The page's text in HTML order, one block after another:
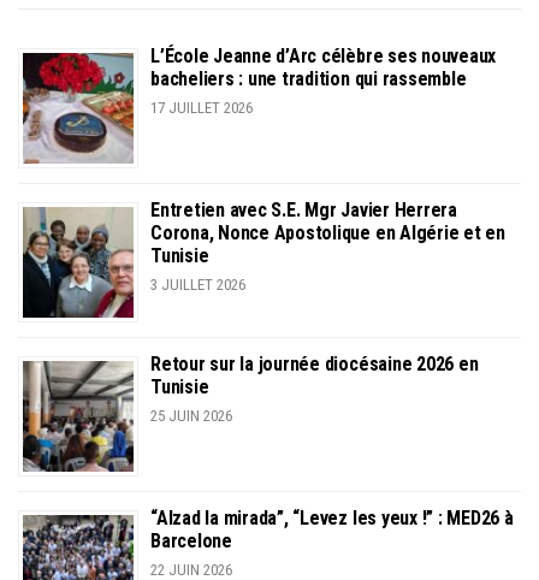
L’École Jeanne d’Arc célèbre ses nouveaux
bacheliers : une tradition qui rassemble
17 JUILLET 2026
Entretien avec S.E. Mgr Javier Herrera
Corona, Nonce Apostolique en Algérie et en
Tunisie
3 JUILLET 2026
Retour sur la journée diocésaine 2026 en
Tunisie
25 JUIN 2026
“Alzad la mirada”, “Levez les yeux !” : MED26 à
Barcelone
22 JUIN 2026